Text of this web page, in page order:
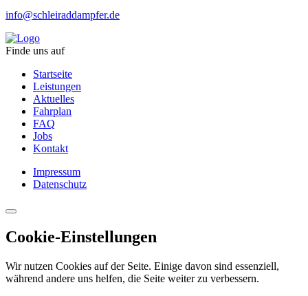
info@schleiraddampfer.de
Finde uns auf
Startseite
Leistungen
Aktuelles
Fahrplan
FAQ
Jobs
Kontakt
Impressum
Datenschutz
Cookie-Einstellungen
Wir nutzen Cookies auf der Seite. Einige davon sind essenziell,
während andere uns helfen, die Seite weiter zu verbessern.